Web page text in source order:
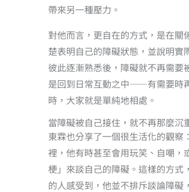
帶來另一種壓力。
對他而言，更自在的方式，是在關
楚表明自己的障礙狀態，並說明實
彼此逐漸熟悉後，障礙就不再需要
是回到日常互動之中——有需要時
時，大家就是單純地相處。
當障礙被自己接住，就不再那麼沉
東霖也分享了一個很生活化的觀察
裡，他有時甚至會用玩笑、自嘲，
梗」來談自己的障礙。這樣的方式
的人感受到，他並不排斥談論障礙